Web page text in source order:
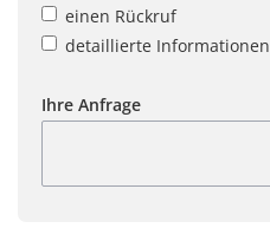
einen Rückruf
detaillierte Informationen
Ihre Anfrage